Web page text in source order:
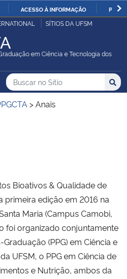
IR
O
ACESSO À INFORMAÇÃO
e Abastecimento
SÍTIOS DA UFSM
em Ciência e Tecnologia dos
do Sítio
Busca
Buscar no no Sítio
Busca:
>Anais
Bioativos & Qualidade de
primeira edição em 2016 na
Maria (Campus Camobi,
foi organizado conjuntamente
(PPG) em Ciência e
UFSM, o PPG em Ciência de
e Nutrição, ambos da